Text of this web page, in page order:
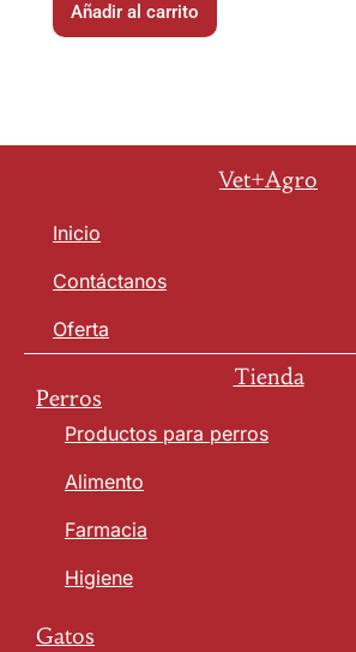
Añadir al carrito
Vet+Agro
Inicio
Contáctanos
Oferta
Tienda
Perros
Productos para perros
Alimento
Farmacia
Higiene
Gatos